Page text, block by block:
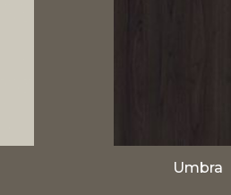
Umbra